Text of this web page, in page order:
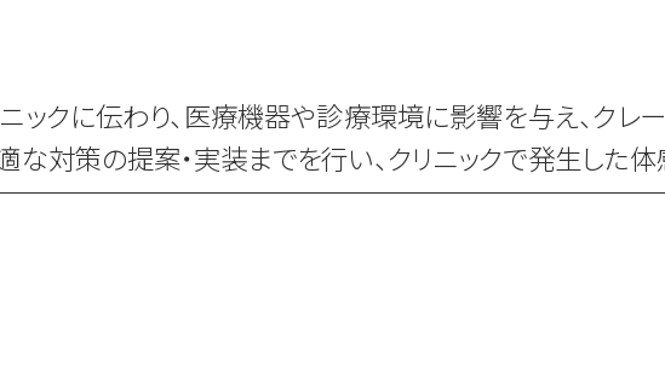
ックに伝わり、医療機器や診療環境に影響を与え、クレ
対策の提案・実装までを行い、クリニックで発生した